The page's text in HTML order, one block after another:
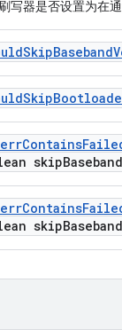
写器是否设置为在
SkipBaseband
Skip
Contains
skipBaseband
Contains
skipBaseband